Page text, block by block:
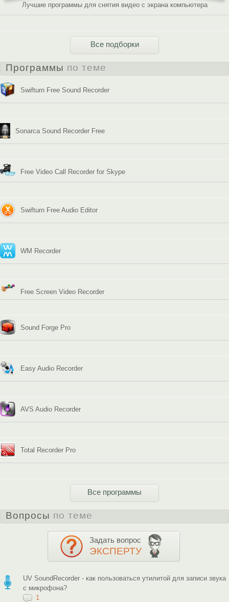
Лучшие программы для снятия видео с экрана компьютера
Все подборки
Программы по теме
Swifturn Free Sound Recorder
Sonarca Sound Recorder Free
Free Video Call Recorder for Skype
Swifturn Free Audio Editor
WM Recorder
Free Screen Video Recorder
Sound Forge Pro
Easy Audio Recorder
AVS Audio Recorder
Total Recorder Pro
Все программы
Вопросы по теме
Задать вопрос
ЭКСПЕРТУ
UV SoundRecorder - как пользоваться утилитой для записи звука
с микрофона?
1